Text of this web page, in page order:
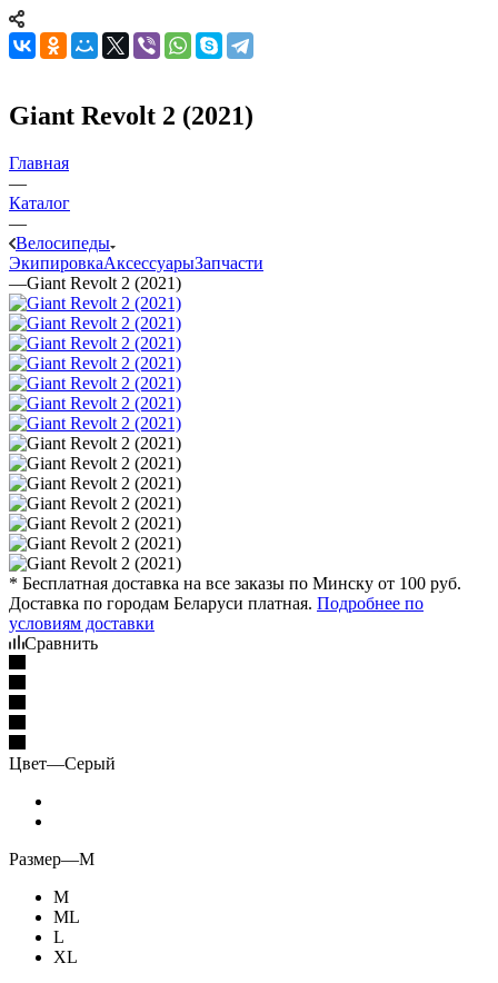
Giant Revolt 2 (2021)
Главная
—
Каталог
—
Велосипеды
ЭкипировкаАксессуарыЗапчасти
—Giant Revolt 2 (2021)
* Бесплатная доставка на все заказы по Минску от 100 руб.
Доставка по городам Беларуси платная. Подробнее по
условиям доставки
Сравнить
Цвет—Серый
Размер—M
M
ML
L
XL